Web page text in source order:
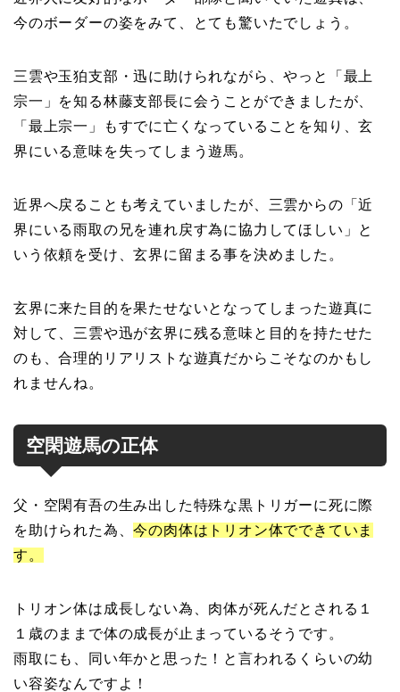
今のボーダーの姿をみて、とても驚いたでしょう。
三雲や玉狛支部・迅に助けられながら、やっと「最上
宗一」を知る林藤支部長に会うことができましたが、
「最上宗一」もすでに亡くなっていることを知り、玄
界にいる意味を失ってしまう遊馬。
近界へ戻ることも考えていましたが、三雲からの「近
界にいる雨取の兄を連れ戻す為に協力してほしい」と
いう依頼を受け、玄界に留まる事を決めました。
玄界に来た目的を果たせないとなってしまった遊真に
対して、三雲や迅が玄界に残る意味と目的を持たせた
のも、合理的リアリストな遊真だからこそなのかもし
れませんね。
空閑遊馬の正体
父・空閑有吾の生み出した特殊な黒トリガーに死に際
を助けられた為、今の肉体はトリオン体でできていま
す。
トリオン体は成長しない為、肉体が死んだとされる１
１歳のままで体の成長が止まっているそうです。
雨取にも、同い年かと思った！と言われるくらいの幼
い容姿なんですよ！